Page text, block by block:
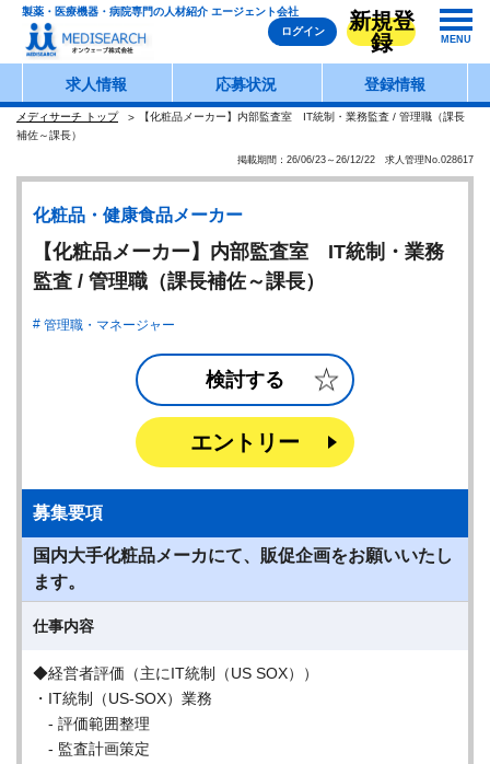
製薬・医療機器・病院専門の人材紹介 エージェント会社
ログイン
新規登
録
MENU
求人情報 応募状況 登録情報
メディサーチ トップ
【化粧品メーカー】内部監査室 IT統制・業務監査 / 管理職（課長
補佐～課長）
掲載期間：26/06/23～26/12/22 求人管理No.028617
化粧品・健康食品メーカー
【化粧品メーカー】内部監査室 IT統制・業務
監査 / 管理職（課長補佐～課長）
管理職・マネージャー
検討する
エントリー
募集要項
国内大手化粧品メーカにて、販促企画をお願いいたし
ます。
仕事内容
◆経営者評価（主にIT統制（US SOX））
・IT統制（US-SOX）業務
- 評価範囲整理
- 監査計画策定